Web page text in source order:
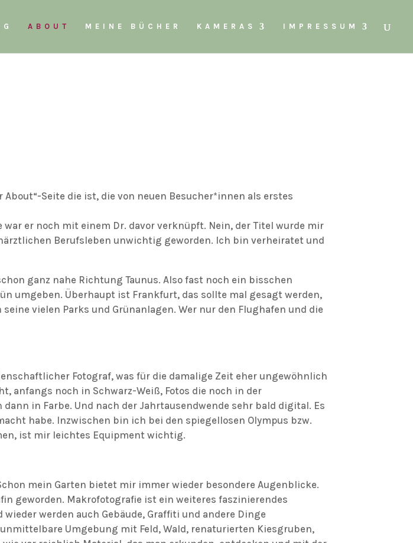
ABOUT MEINE BÜCHER KAMERAS IMPRESSUM
About“-Seite die ist, die von neuen Besucher*innen als erstes
er noch mit einem Dr. davor verknüpft. Nein, der Titel wurde mir
Berufsleben unwichtig geworden. Ich bin verheiratet und
ganz nahe Richtung Taunus. Also fast noch ein bisschen
umgeben. Überhaupt ist Frankfurt, das sollte mal gesagt werden,
vielen Parks und Grünanlagen. Wer nur den Flughafen und die
Fotograf, was für die damalige Zeit eher ungewöhnlich
anfangs noch in Schwarz-Weiß, Fotos die noch in der
in Farbe. Und nach der Jahrtausendwende sehr bald digital. Es
habe. Inzwischen bin ich bei den spiegellosen Olympus bzw.
ist mir leichtes Equipment wichtig.
mein Garten bietet mir immer wieder besondere Augenblicke.
geworden. Makrofotografie ist ein weiteres faszinierendes
werden auch Gebäude, Graffiti und andere Dinge
Umgebung mit Feld, Wald, renaturierten Kiesgruben,